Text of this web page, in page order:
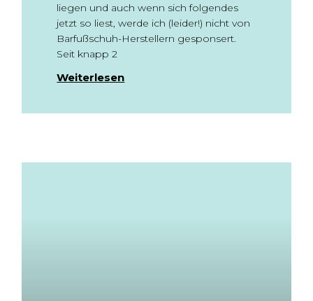
liegen und auch wenn sich folgendes
jetzt so liest, werde ich (leider!) nicht von
Barfußschuh-Herstellern gesponsert.
Seit knapp 2
Weiterlesen